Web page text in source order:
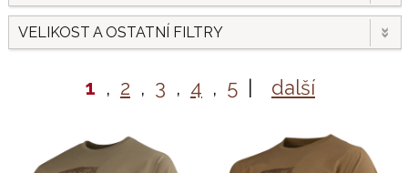
VELIKOST A OSTATNÍ FILTRY
1 , 2 , 3 , 4 , 5 | další